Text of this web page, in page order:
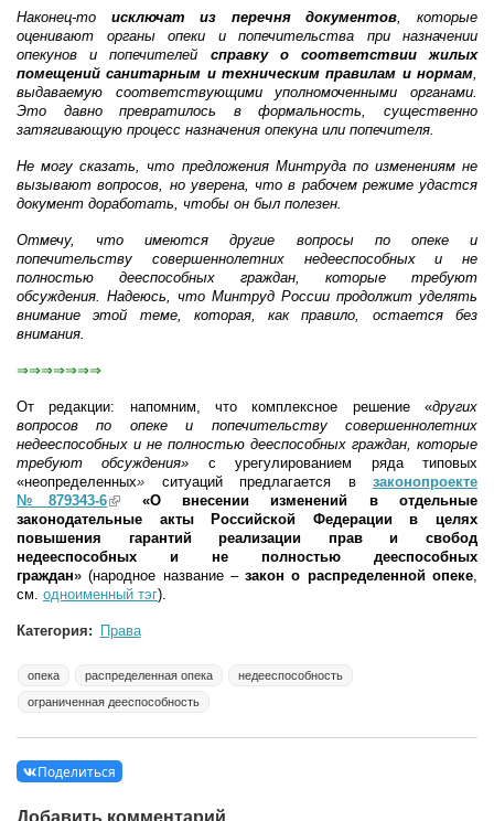
Наконец-то исключат из перечня документов, которые
оценивают органы опеки и попечительства при назначении
опекунов и попечителей справку о соответствии жилых
помещений санитарным и техническим правилам и нормам,
выдаваемую соответствующими уполномоченными органами.
Это давно превратилось в формальность, существенно
затягивающую процесс назначения опекуна или попечителя.
Не могу сказать, что предложения Минтруда по изменениям не
вызывают вопросов, но уверена, что в рабочем режиме удастся
документ доработать, чтобы он был полезен.
Отмечу, что имеются другие вопросы по опеке и
попечительству совершеннолетних недееспособных и не
полностью дееспособных граждан, которые требуют
обсуждения. Надеюсь, что Минтруд России продолжит уделять
внимание этой теме, которая, как правило, остается без
внимания.
⇒⇒⇒⇒⇒⇒⇒
От редакции: напомним, что комплексное решение «других
вопросов по опеке и попечительству совершеннолетних
недееспособных и не полностью дееспособных граждан, которые
требуют обсуждения» с урегулированием ряда типовых
«неопределенных» ситуаций предлагается в законопроекте
№879343-6(link is external)
«О внесении изменений в отдельные
законодательные акты Российской Федерации в целях
повышения гарантий реализации прав и свобод
недееспособных и не полностью дееспособных
граждан» (народное название –закон о распределенной опеке,
см. одноименный тэг).
Категория: Права
опека распределенная опека
недееспособность
ограниченная дееспособность
Поделиться
Добавить комментарий